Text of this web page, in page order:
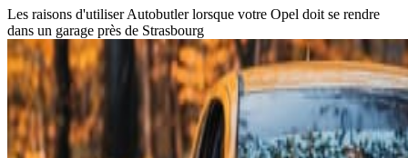
Les raisons d'utiliser Autobutler lorsque votre Opel doit se rendre
dans un garage près de Strasbourg